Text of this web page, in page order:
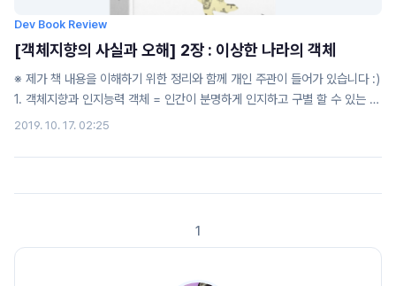
Dev Book Review
[객체지향의 사실과 오해] 2장 : 이상한 나라의 객체
※ 제가 책 내용을 이해하기 위한 정리와 함께 개인 주관이 들어가 있습니다 :)
1. 객체지향과 인지능력 객체 = 인간이 분명하게 인지하고 구별 할 수 있는 물
리적인, 개념적 중계 객체지향 세계 != 현실세계 2. 객체, 그리고 이상한 나라
행동 행동의 결과를 결정하는 것 > 상태 => 행동의 결과는 상태에 의존적이
2019. 10. 17. 02:25
1